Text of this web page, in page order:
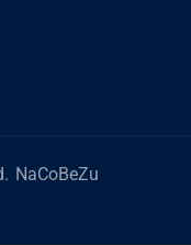
NaCoBeZu